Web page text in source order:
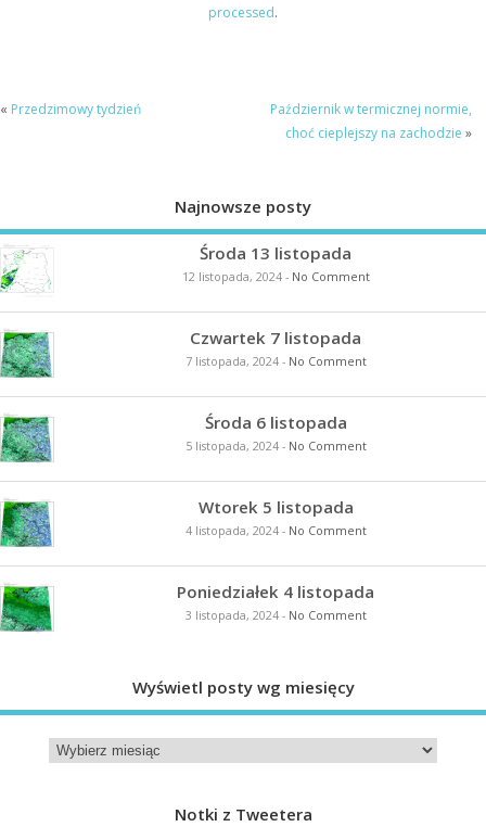
processed.
« Przedzimowy tydzień
Październik w termicznej normie,
choć cieplejszy na zachodzie »
Najnowsze posty
Środa 13 listopada
12 listopada, 2024- No Comment
Czwartek 7 listopada
7 listopada, 2024- No Comment
Środa 6 listopada
5 listopada, 2024- No Comment
Wtorek 5 listopada
4 listopada, 2024- No Comment
Poniedziałek 4 listopada
3 listopada, 2024- No Comment
Wyświetl posty wg miesięcy
Notki z Tweetera